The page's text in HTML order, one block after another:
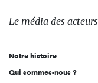
des
l'engagement
Le média des acteurs
Notre histoire
Qui sommes-nous ?